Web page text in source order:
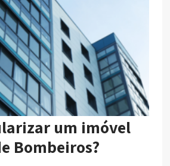
um imóvel
Bombeiros?